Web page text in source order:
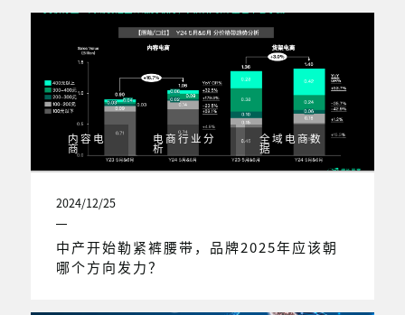
内容电
商
电商行业分
析
全域电商数
据
2024/12/25
中产开始勒紧裤腰带，品牌2025年应该朝
哪个方向发力？